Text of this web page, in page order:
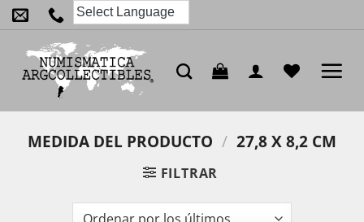
Saltar
al
contenido
MEDIDA DEL PRODUCTO / 27,8 X 8,2 CM
FILTRAR